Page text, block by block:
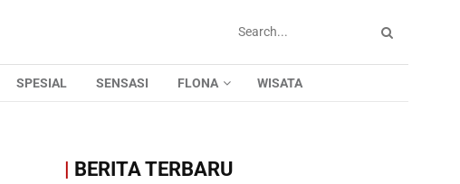
SPESIAL SENSASI FLONA WISATA
| BERITA TERBARU